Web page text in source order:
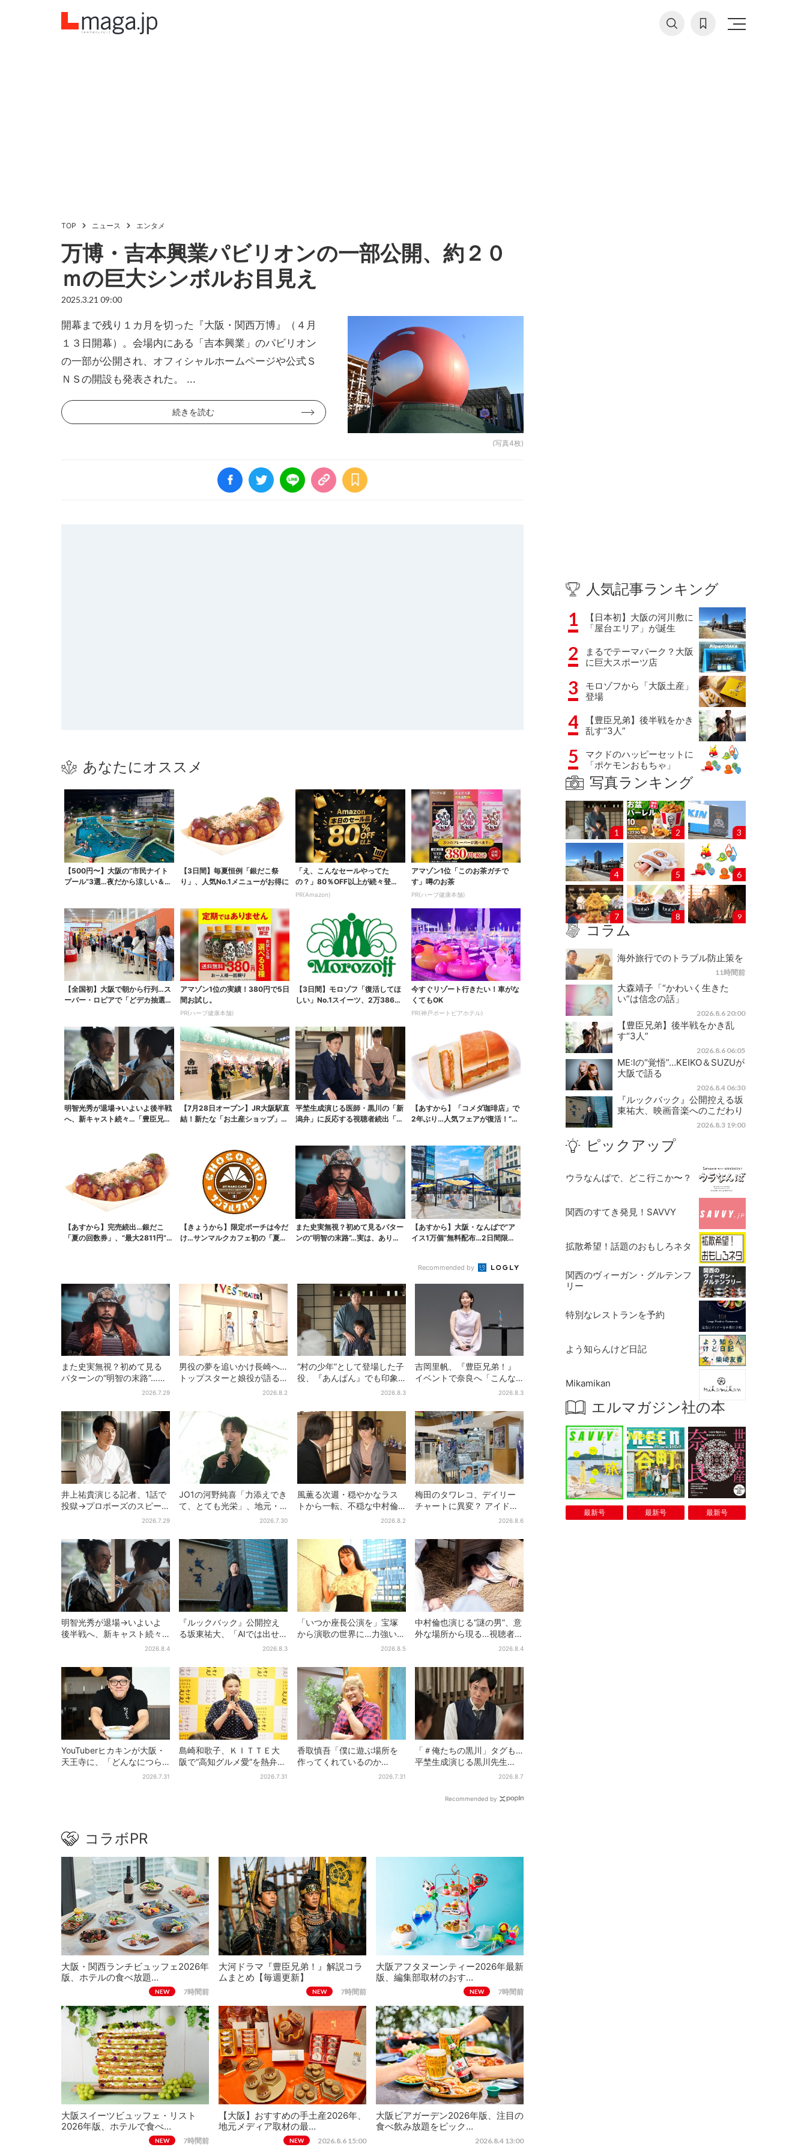
TOP ニュース エンタメ
万博・吉本興業パビリオンの一部公開、約２０
ｍの巨大シンボルお目見え
2025.3.21 09:00
(写真4枚)
開幕まで残り１カ月を切った『大阪・関西万博』（４月
１３日開幕）。会場内にある「吉本興業」のパビリオン
の一部が公開され、オフィシャルホームページや公式Ｓ
ＮＳの開設も発表された。 ...
続きを読む
あなたにオススメ
【500円〜】大阪の“市民ナイト
プール”3選…夜だから涼しい＆コ
【3日間】毎夏恒例「銀だこ祭
り」、人気No.1メニューがお得に
「え、こんなセールやってた
の？」80％OFF以上が続々登
場！Amazonの本気が...
PR(Amazon)
アマゾン1位「このお茶ガチで
す」噂のお茶
PR(ハーブ健康本舗)
【全国初】大阪で朝から行列…ス
ーパー・ロピアで「どデカ抽選
アマゾン1位の実績！380円で5日
間お試し。
PR(ハーブ健康本舗)
【3日間】モロゾフ「復活してほ
しい」No.1スイーツ、2万3865
今すぐリゾート行きたい！車がな
くてもOK
PR(神戸ポートピアホテル)
明智光秀が退場→いよいよ後半戦
へ、新キャスト続々…「豊臣兄
【7月28日オープン】JR大阪駅直
結！新たな「お土産ショップ」、
平埜生成演じる医師・黒川の「新
潟弁」に反応する視聴者続出「グ
【あすから】「コメダ珈琲店」で
2年ぶり…人気フェアが復活！“ハ
【あすから】完売続出…銀だこ
「夏の回数券」、“最大2811円”お
【きょうから】限定ポーチは今だ
け…サンマルクカフェ初の「夏福
また史実無視？初めて見るパター
ンの“明智の末路”…実は、ありえ
【あすから】大阪・なんばで“ア
イス1万個”無料配布…2日間限定
Recommended by
また史実無視？初めて見る
パターンの“明智の末路”…実
は、ありえなくもない！？
2026.7.29
男役の夢を追いかけ長崎へ…
トップスターと娘役が語る
「ハウステンボス歌劇団」
2026.8.2
“村の少年”として登場した子
役、『あんぱん』でも印象
的だった…視聴者驚き「どう
2026.8.3
吉岡里帆、『豊臣兄弟！』
イベントで奈良へ「こんな
に楽しんでもらえてうれし
2026.8.3
井上祐貴演じる記者、1話で
投獄→プロポーズのスピー
ド感に視聴者驚き「横沢さ
2026.7.29
JO1の河野純喜「力添えでき
て、とても光栄」、地元・
奈良へ凱旋！学生時代の思
2026.7.30
風薫る次週・穏やかなラス
トから一転、不穏な中村倫
也の登場に視聴者期待「い
2026.8.2
梅田のタワレコ、デイリー
チャートに異変？ アイドル
に混じり“マユリカ”が1位
は
2026.8.6
明智光秀が退場→いよいよ
後半戦へ、新キャスト続々…
「豊臣兄弟！」振り返り＆
2026.8.4
『ルックバック』公開控え
る坂東祐大、「AIでは出せ
ない質感がある」映画音楽
2026.8.3
「いつか座長公演を」宝塚
から演歌の世界に…力強いコ
ブシで聴かせる有沙瞳の目
2026.8.5
中村倫也演じる“謎の男”、意
外な場所から現る…視聴者歓
喜「こんな登場シーンと2026.8.4
YouTuberヒカキンが大阪・
天王寺に、「どんなにつら
い時でも…」ラーメン愛＆兄
2026.7.31
島崎和歌子、ＫＩＴＴＥ大
阪で“高知グルメ愛”を熱弁
「カツオは塩派」「ちくキ
2026.7.31
香取慎吾「僕に遊ぶ場所を
作ってくれているのか
も」、異色バラエティ『し
2026.7.31
「＃俺たちの黒川」タグも…
平埜生成演じる黒川先生
の“退場”にSNS悲鳴「もっと
2026.8.7
Recommended by
コラボPR
大阪・関西ランチビュッフェ2026年
版、ホテルの食べ放題…
NEW 7時間前
大河ドラマ『豊臣兄弟！』解説コラ
ムまとめ【毎週更新】
NEW 7時間前
大阪アフタヌーンティー2026年最新
版、編集部取材のおす…
NEW 7時間前
大阪スイーツビュッフェ・リスト
2026年版、ホテルで食べ…
NEW 7時間前
【大阪】おすすめの手土産2026年、
地元メディア取材の最…
NEW 2026.8.6 15:00
大阪ビアガーデン2026年版、注目の
食べ飲み放題をピック…
2026.8.4 13:00
人気記事ランキング
1
【日本初】大阪の河川敷に
「屋台エリア」が誕生
2
まるでテーマパーク？大阪
に巨大スポーツ店
3
モロゾフから「大阪土産」
登場
4
【豊臣兄弟】後半戦をかき
乱す“3人”
5
マクドのハッピーセットに
「ポケモンおもちゃ」
写真ランキング
1 2 3
4 5 6
7 8 9
コラム
海外旅行でのトラブル防止策を
11時間前
大森靖子「“かわいく生きた
い”は信念の話」
2026.8.6 20:00
【豊臣兄弟】後半戦をかき乱
す“3人”
2026.8.6 06:05
ME:Iの“覚悟”…KEIKO＆SUZUが
大阪で語る
2026.8.4 06:30
『ルックバック』公開控える坂
東祐大、映画音楽へのこだわり
2026.8.3 19:00
ピックアップ
ウラなんばで、どこ行こか〜？
関西のすてき発見！SAVVY
拡散希望！話題のおもしろネタ
関西のヴィーガン・グルテンフ
リー
特別なレストランを予約
よう知らんけど日記
Mikamikan
エルマガジン社の本
最新号 最新号 最新号